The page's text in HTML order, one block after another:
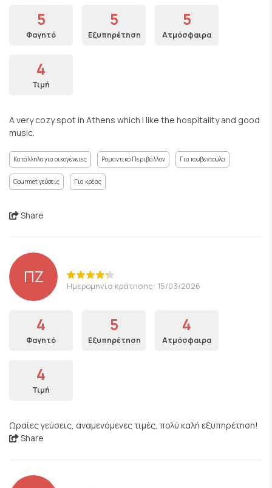
5
Φαγητό
5
Εξυπηρέτηση
5
Ατμόσφαιρα
4
Τιμή
A very cozy spot in Athens which I like the hospitality and good
music.
Κατάλληλο για οικογένειες Ρομαντικό Περιβάλλον Για κουβεντούλα
Gourmet γεύσεις Για κρέας
Share
ΠΖ Ημερομηνία κράτησης: 15/03/2026
4
Φαγητό
5
Εξυπηρέτηση
4
Ατμόσφαιρα
4
Τιμή
Ωραίες γεύσεις, αναμενόμενες τιμές, πολύ καλή εξυπηρέτηση!
Share